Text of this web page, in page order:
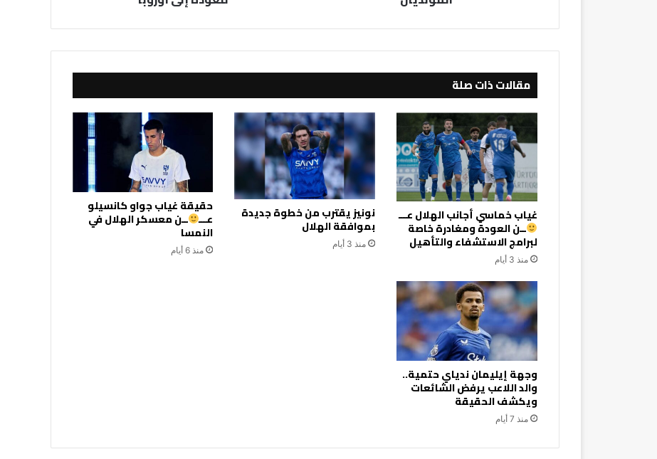
مقالات ذات صلة
غياب خماسي أجانب الهلال عـــ
ــن العودة ومغادرة خاصة
لبرامج الاستشفاء والتأهيل
منذ 3 أيام
نونيز يقترب من خطوة جديدة
بموافقة الهلال
منذ 3 أيام
حقيقة غياب جواو كانسيلو
عـــ ــن معسكر الهلال في
النمسا
منذ 6 أيام
وجهة إيليمان ندياي حتمية..
والد اللاعب يرفض الشائعات
ويكشف الحقيقة
منذ 7 أيام